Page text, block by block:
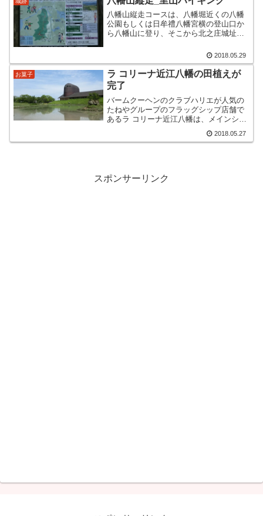
八幡山縦走コースは、八幡堀近くの八幡
公園もしくは日牟禮八幡宮横の登山口か
ら八幡山に登り、そこから北之庄城址
して百々神社（ももじんじゃ）へと抜け
るハイキングコースです。ハイキングよ
りも山歩きに近い感じです。...
2018.05.29
お菓子
ラ コリーナ近江八幡の田植えが
完了
バームクーヘンのクラブハリエが人気の
たねやグループのフラッグシップ店舗で
あるラ コリーナ近江八幡は、メインショ
ります。というか、田んぼを中心にメイ
2018.05.27
スポンサーリンク